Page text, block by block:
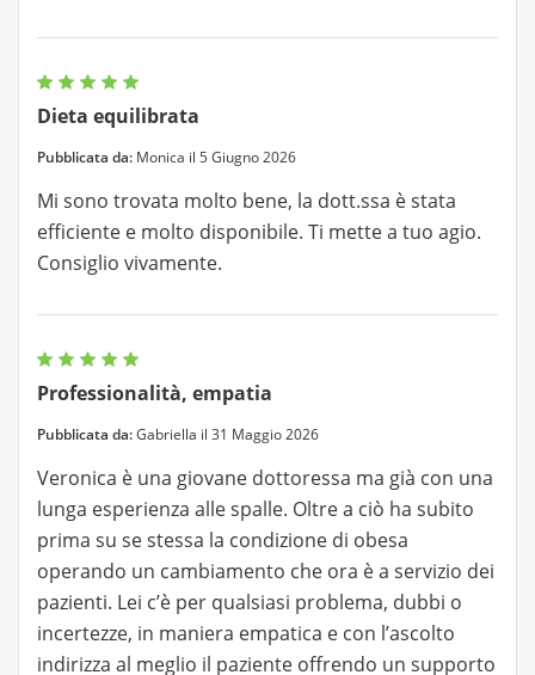
Dieta equilibrata
Pubblicata da: Monica il 5 Giugno 2026
Mi sono trovata molto bene, la dott.ssa è stata
efficiente e molto disponibile. Ti mette a tuo agio.
Consiglio vivamente.
Professionalità, empatia
Pubblicata da:Gabriella il 31 Maggio 2026
Veronica è una giovane dottoressa ma già con una
lunga esperienza alle spalle. Oltre a ciò ha subito
prima su se stessa la condizione di obesa
operando un cambiamento che ora è a servizio dei
pazienti. Lei c’è per qualsiasi problema, dubbi o
incertezze, in maniera empatica e con l’ascolto
indirizza al meglio il paziente offrendo un supporto